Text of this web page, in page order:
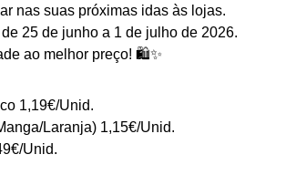
nas suas próximas idas às lojas.
25 de junho a 1 de julho de 2026.
ao melhor preço! 🛍️✨
1,19€/Unid.
Laranja) 1,15€/Unid.
Unid.